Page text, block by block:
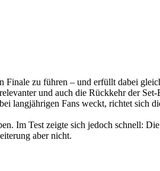
zu führen – und erfüllt dabei
und auch die Rückkehr der
langjährigen Fans weckt, richtet sich
Im Test zeigte sich jedoch schnell:
aber nicht.